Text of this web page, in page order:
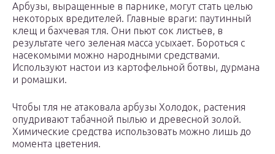
Арбузы, выращенные в парнике, могут стать целью
некоторых вредителей. Главные враги: паутинный
клещ и бахчевая тля. Они пьют сок листьев, в
результате чего зеленая масса усыхает. Бороться с
насекомыми можно народными средствами.
Используют настои из картофельной ботвы, дурмана
и ромашки.
Чтобы тля не атаковала арбузы Холодок, растения
опудривают табачной пылью и древесной золой.
Химические средства использовать можно лишь до
момента цветения.